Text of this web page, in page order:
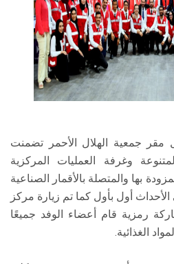
مقر جمعية الهلال الأحمر تضمنت
وغرفة العمليات المركزية
بها والمتصلة بالأقمار الصناعية
أول بأول كما تم زيارة مركز
رمزية قام أعضاء الوفد جميعًا
الغذائية.